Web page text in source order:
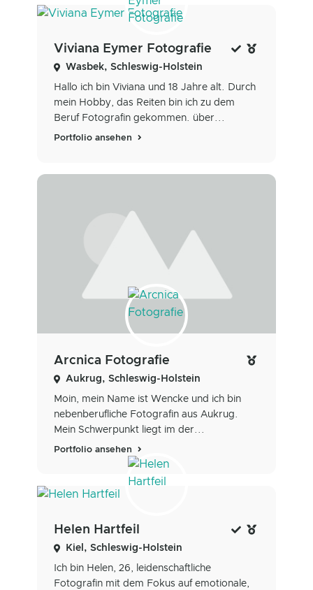
Viviana Eymer Fotografie
Wasbek, Schleswig-Holstein
Hallo ich bin Viviana und 18 Jahre alt. Durch
mein Hobby, das Reiten bin ich zu dem
Beruf Fotografin gekommen. über...
Portfolio ansehen
Arcnica Fotografie
Aukrug, Schleswig-Holstein
Moin, mein Name ist Wencke und ich bin
nebenberufliche Fotografin aus Aukrug.
Mein Schwerpunkt liegt im der...
Portfolio ansehen
Helen Hartfeil
Kiel, Schleswig-Holstein
Ich bin Helen, 26, leidenschaftliche
Fotografin mit dem Fokus auf emotionale,